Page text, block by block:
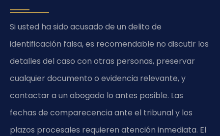
Si usted ha sido acusado de un delito de
identificación falsa, es recomendable no discutir los
detalles del caso con otras personas, preservar
cualquier documento o evidencia relevante, y
contactar a un abogado lo antes posible. Las
fechas de comparecencia ante el tribunal y los
plazos procesales requieren atención inmediata. El